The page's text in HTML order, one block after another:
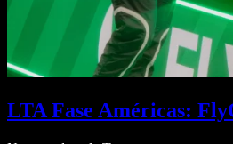
LTA Fase Américas: